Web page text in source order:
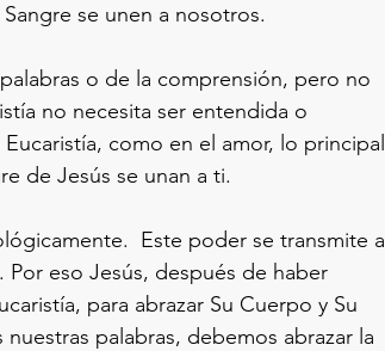
Sangre se unen a nosotros.
o de la comprensión, pero no
no necesita ser entendida o
como en el amor, lo principal
de Jesús se unan a ti.
Este poder se transmite a
eso Jesús, después de haber
para abrazar Su Cuerpo y Su
palabras, debemos abrazar la